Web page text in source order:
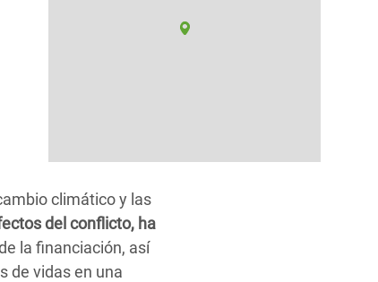
climático y las
del conflicto, ha
la financiación, así
de vidas en una